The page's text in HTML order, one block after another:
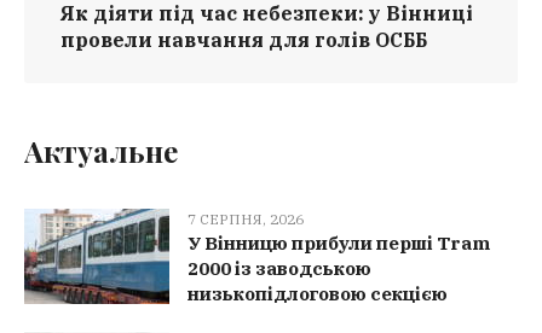
Як діяти під час небезпеки: у Вінниці
провели навчання для голів ОСББ
Актуальне
7 СЕРПНЯ, 2026
У Вінницю прибули перші Tram
2000 із заводською
низькопідлоговою секцією